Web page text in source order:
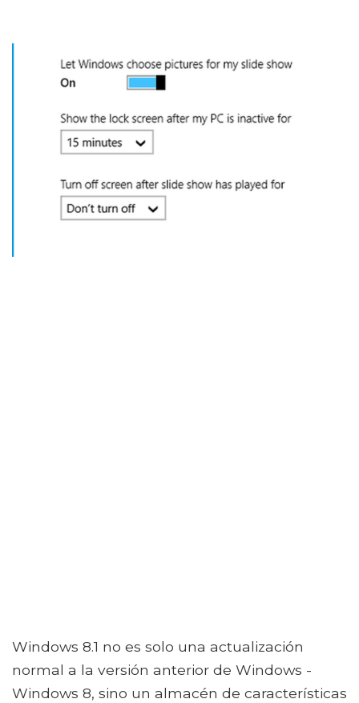
Windows 8.1 no es solo una actualización
normal a la versión anterior de Windows -
Windows 8, sino un almacén de características